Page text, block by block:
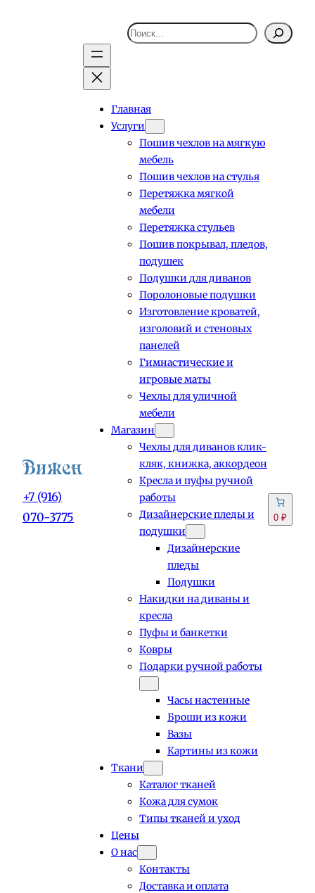
+7 (916)
070-3775
Поиск
Главная
Услуги
Пошив чехлов на мягкую
мебель
Пошив чехлов на стулья
Перетяжка мягкой
мебели
Перетяжка стульев
Пошив покрывал, пледов,
подушек
Подушки для диванов
Поролоновые подушки
Изготовление кроватей,
изголовий и стеновых
панелей
Гимнастические и
игровые маты
Чехлы для уличной
мебели
Магазин
Чехлы для диванов клик-
кляк, книжка, аккордеон
Кресла и пуфы ручной
работы
Дизайнерские пледы и
подушки
Дизайнерские
пледы
Подушки
Накидки на диваны и
кресла
Пуфы и банкетки
Ковры
Подарки ручной работы
Часы настенные
Броши из кожи
Вазы
Картины из кожи
Ткани
Каталог тканей
Кожа для сумок
Типы тканей и уход
Цены
О нас
Контакты
Доставка и оплата
0 ₽